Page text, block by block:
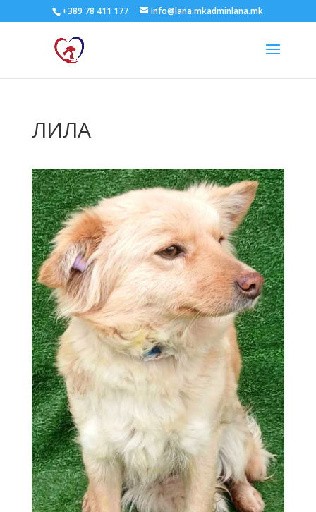
+389 78 411 177 info@lana.mkadminlana.mk
ЛИЛА